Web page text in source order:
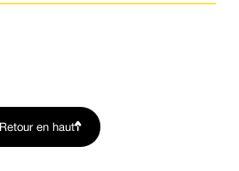
Retour en haut